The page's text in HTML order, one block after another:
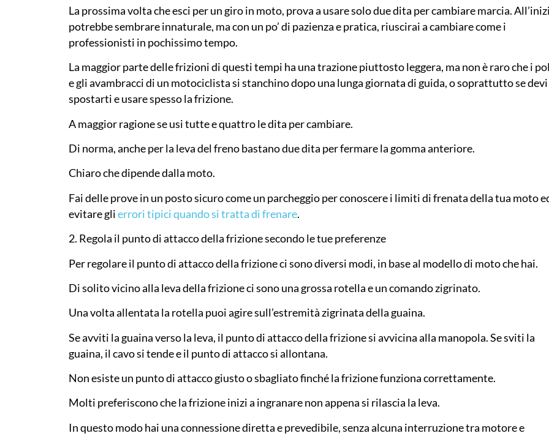
La prossima volta che esci per un giro in moto, prova a usare solo due dita per cambiare marcia.
potrebbe sembrare innaturale, ma con un po’ di pazienza e pratica, riuscirai a cambiare come i
professionisti in pochissimo tempo.
La maggior parte delle frizioni di questi tempi ha una trazione piuttosto leggera, ma non è raro che i
e gli avambracci di un motociclista si stanchino dopo una lunga giornata di guida, o soprattutto se devi
spostarti e usare spesso la frizione.
A maggior ragione se usi tutte e quattro le dita per cambiare.
Di norma, anche per la leva del freno bastano due dita per fermare la gomma anteriore.
Chiaro che dipende dalla moto.
Fai delle prove in un posto sicuro come un parcheggio per conoscere i limiti di frenata della tua moto
evitare glierrori tipici quando si tratta di frenare.
2. Regola il punto di attacco della frizione secondo le tue preferenze
Per regolare il punto di attacco della frizione ci sono diversi modi, in base al modello di moto che hai.
Di solito vicino alla leva della frizione ci sono una grossa rotella e un comando zigrinato.
Una volta allentata la rotella puoi agire sull’estremità zigrinata della guaina.
Se avviti la guaina verso la leva, il punto di attacco della frizione si avvicina alla manopola. Se sviti la
guaina, il cavo si tende e il punto di attacco si allontana.
Non esiste un punto di attacco giusto o sbagliato finché la frizione funziona correttamente.
Molti preferiscono che la frizione inizi a ingranare non appena si rilascia la leva.
In questo modo hai una connessione diretta e prevedibile, senza alcuna interruzione tra motore e